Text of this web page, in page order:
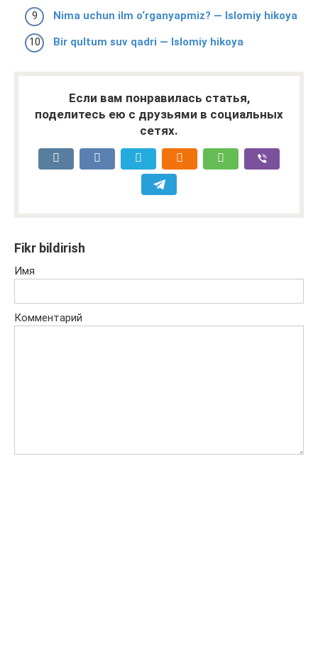
Nima uchun ilm o‘rganyapmiz? — Islomiy hikoya
Bir qultum suv qadri — Islomiy hikoya
Если вам понравилась статья,
поделитесь ею с друзьями в социальных
сетях.
Fikr bildirish
Имя
Комментарий